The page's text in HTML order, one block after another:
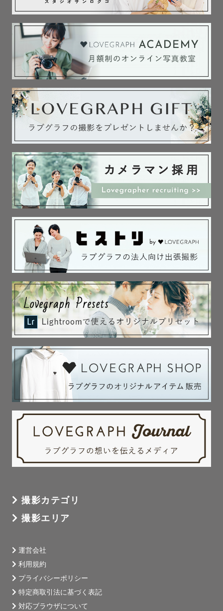
撮影カテゴリ
撮影エリア
運営会社
利用規約
プライバシーポリシー
特定商取引法に基づく表記
対応ブラウザについて